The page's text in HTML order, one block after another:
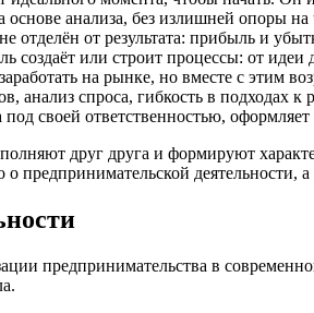
анализа, без излишней опоры
отделён от результата: прибыль и
или строит процессы: от
на рынке, но вместе с этим
спроса, гибкость в подходах к
своей ответственностью,
друг друга и формируют
деятельности, а
предпринимательства в